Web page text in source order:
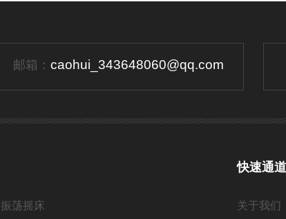
邮箱： caohui_343648060@qq.com
振荡摇床
快速通道
关于我们